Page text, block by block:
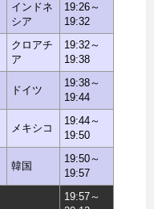
インドネ
シア
19:26～
19:32
クロアチ
ア
19:32～
19:38
ドイツ
19:38～
19:44
メキシコ
19:44～
19:50
韓国
19:50～
19:57
19:57～